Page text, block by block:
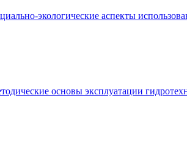
экологические аспекты
основы эксплуатации